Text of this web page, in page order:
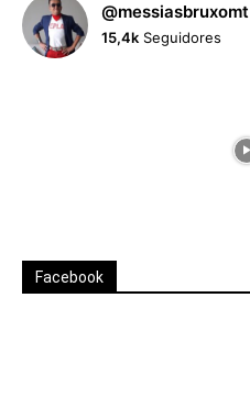
@messiasbruxomt
15,4k Seguidores
Facebook